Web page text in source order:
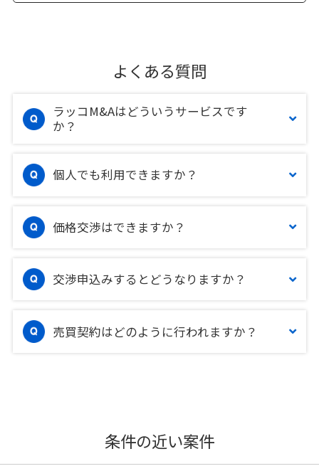
よくある質問
ラッコM&Aはどういうサービスです
か？
個人でも利用できますか？
価格交渉はできますか？
交渉申込みするとどうなりますか？
売買契約はどのように行われますか？
条件の近い案件